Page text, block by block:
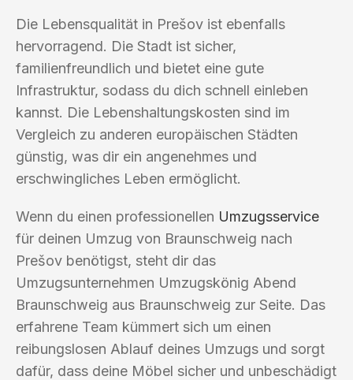
Die Lebensqualität in Prešov ist ebenfalls
hervorragend. Die Stadt ist sicher,
familienfreundlich und bietet eine gute
Infrastruktur, sodass du dich schnell einleben
kannst. Die Lebenshaltungskosten sind im
Vergleich zu anderen europäischen Städten
günstig, was dir ein angenehmes und
erschwingliches Leben ermöglicht.
Wenn du einen professionellen Umzugsservice
für deinen Umzug von Braunschweig nach
Prešov benötigst, steht dir das
Umzugsunternehmen Umzugskönig Abend
Braunschweig aus Braunschweig zur Seite. Das
erfahrene Team kümmert sich um einen
reibungslosen Ablauf deines Umzugs und sorgt
dafür, dass deine Möbel sicher und unbeschädigt